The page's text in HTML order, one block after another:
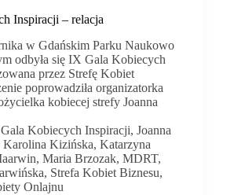
Inspiracji – relacja
w Gdańskim Parku Naukowo
odbyła się IX Gala Kobiecych
przez Strefę Kobiet
poprowadziła organizatorka
kobiecej strefy Joanna
Kobiecych Inspiracji,Joanna
Karolina Kizińska, Katarzyna
, Maria Brzozak, MDRT,
, Strefa Kobiet Biznesu,
Onlajnu